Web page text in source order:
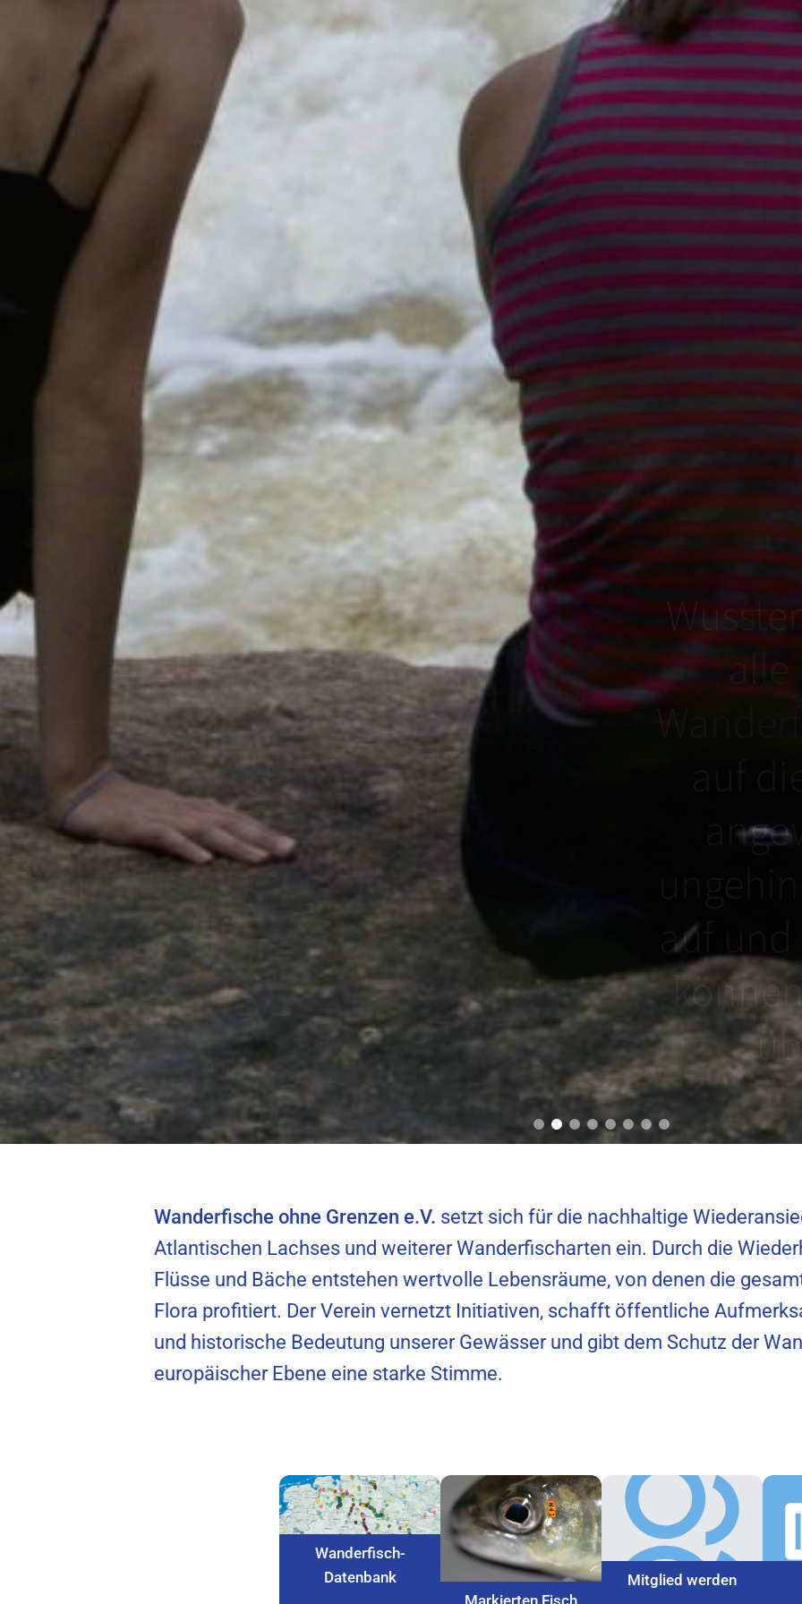
auf
Wussten Sie, dass
Nordseeschnäpel schon
durch geringe
Sohlabstürze an der
Wanderung gehindert
werden?
Wanderfische ohne Grenzen e.V. setzt sich für die nachhaltige
Atlantischen Lachses und weiterer Wanderfischarten ein. Durch die
Flüsse und Bäche entstehen wertvolle Lebensräume, von denen die
Flora profitiert. Der Verein vernetzt Initiativen, schafft öffentliche
und historische Bedeutung unserer Gewässer und gibt dem Schutz der
europäischer Ebene eine starke Stimme.
Wanderfisch-
Datenbank
Mitglied werden